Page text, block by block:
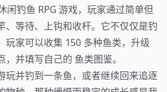
闲钓鱼 RPG 游戏，玩家通过简单但
、等待、上钩和收杆。它不仅仅是钓
玩家可以收集 150 多种鱼类，升级
并填写自己的 鱼类图鉴。
玩并钓到一条鱼，或者继续回来追逐